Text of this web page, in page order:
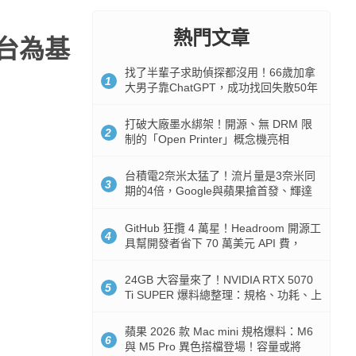
為基 熱門文章
1
找了半輩子求助偵探都沒用！66歲加拿
大男子靠ChatGPT，成功找回失散50年
2
打破大廠墨水綁架！開源、無 DRM 限
制的「Open Printer」概念機亮相
3
台積電2奈米太猛了！流片量是3奈米同
期的4倍，Google與蘋果搶首發、輝達
4
GitHub 狂攬 4 萬星！Headroom 開源工
具幫開發者省下 70 萬美元 API 費，
5
24GB 大容量來了！NVIDIA RTX 5070
Ti SUPER 爆料總整理：規格、功耗、上
6
蘋果 2026 款 Mac mini 規格爆料：M6
與 M5 Pro 異色搭檔登場！容量或將